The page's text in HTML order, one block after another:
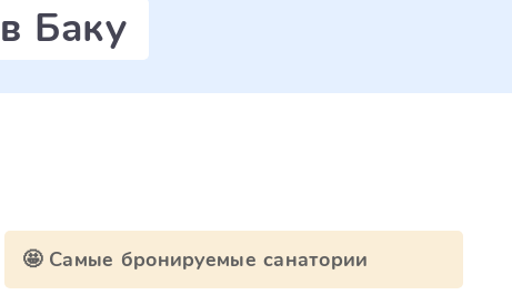
Баку
🤩 Самые бронируемые санатории